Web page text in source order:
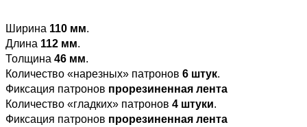
Ширина 110 мм.
Длина 112 мм.
Толщина 46 мм.
Количество «нарезных» патронов 6 штук.
Фиксация патронов прорезиненная лента
Количество «гладких» патронов 4 штуки.
Фиксация патронов прорезиненная лента